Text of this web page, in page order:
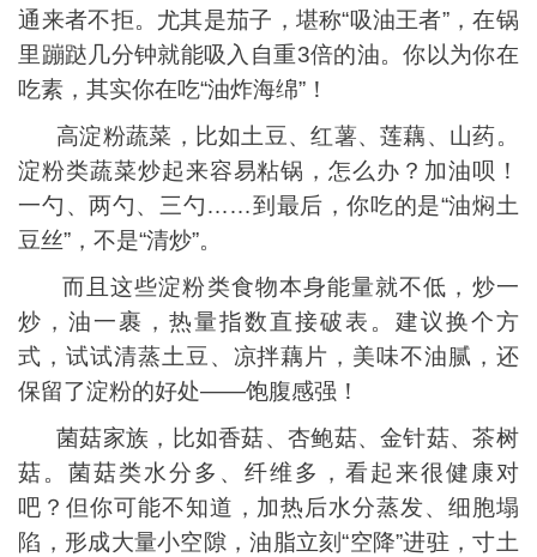
通来者不拒。尤其是茄子，堪称“吸油王者”，在锅
里蹦跶几分钟就能吸入自重3倍的油。你以为你在
吃素，其实你在吃“油炸海绵”！
高淀粉蔬菜，比如土豆、红薯、莲藕、山药。
淀粉类蔬菜炒起来容易粘锅，怎么办？加油呗！
一勺、两勺、三勺……到最后，你吃的是“油焖土
豆丝”，不是“清炒”。
而且这些淀粉类食物本身能量就不低，炒一
炒，油一裹，热量指数直接破表。建议换个方
式，试试清蒸土豆、凉拌藕片，美味不油腻，还
保留了淀粉的好处——饱腹感强！
菌菇家族，比如香菇、杏鲍菇、金针菇、茶树
菇。菌菇类水分多、纤维多，看起来很健康对
吧？但你可能不知道，加热后水分蒸发、细胞塌
陷，形成大量小空隙，油脂立刻“空降”进驻，寸土